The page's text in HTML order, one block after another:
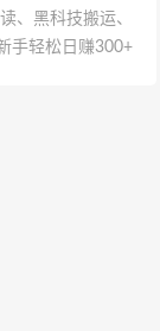
、黑科技搬运、
手轻松日赚300+